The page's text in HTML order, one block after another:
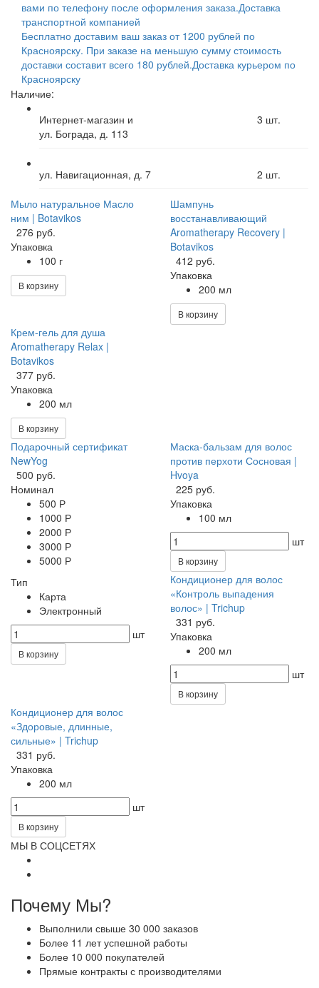
вами по телефону после оформления заказа.Доставка
транспортной компанией
Бесплатно доставим ваш заказ от 1200 рублей по
Красноярску. При заказе на меньшую сумму стоимость
доставки составит всего 180 рублей.Доставка курьером по
Красноярску
Наличие:
Интернет-магазин и
ул. Бограда, д. 113
3 шт.
ул. Навигационная, д. 7 2 шт.
Мыло натуральное Масло
ним | Botavikos
276 руб.
Упаковка
100 г
В корзину
Шампунь
восстанавливающий
Aromatherapy Recovery |
Botavikos
412 руб.
Упаковка
200 мл
В корзину
Крем-гель для душа
Aromatherapy Relax |
Botavikos
377 руб.
Упаковка
200 мл
В корзину
Подарочный сертификат
NewYog
500 руб.
Номинал
500 Р
1000 Р
2000 Р
3000 Р
5000 Р
Тип
Карта
Электронный
шт
В корзину
Маска-бальзам для волос
против перхоти Сосновая |
Hvoya
225 руб.
Упаковка
100 мл
шт
В корзину
Кондиционер для волос
«Контроль выпадения
волос» | Trichup
331 руб.
Упаковка
200 мл
шт
В корзину
Кондиционер для волос
«Здоровые, длинные,
сильные» | Trichup
331 руб.
Упаковка
200 мл
шт
В корзину
МЫ В СОЦСЕТЯХ
Почему Мы?
Выполнили свыше 30 000 заказов
Более 11 лет успешной работы
Более 10 000 покупателей
Прямые контракты с производителями